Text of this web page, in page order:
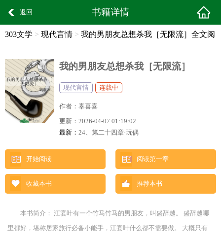
返回 书籍详情
303文学 > 现代言情 > 我的男朋友总想杀我［无限流］全文阅
我的男朋友总想杀我［无限流］
现代言情 连载中
作者： 辜喜喜
更新： 2026-04-07 01:19:02
最新： 24、第二十四章·玩偶
开始阅读 阅读第一章
收藏本书 推荐本书
本书简介： 江宴叶有一个竹马竹马的男朋友，叫盛辞越。 盛辞越哪
里都好，堪称居家旅行必备小能手，江宴叶什么都不需要做。 大概只有